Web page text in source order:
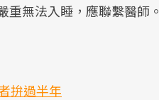
重無法入睡，應聯繫醫師。
拚過半年